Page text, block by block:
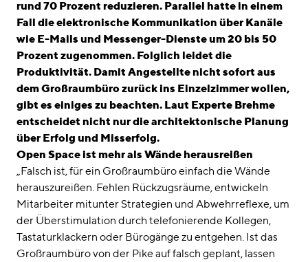
rund 70 Prozent reduzieren. Parallel hatte in einem
Fall die elektronische Kommunikation über Kanäle
wie E-Mails und Messenger-Dienste um 20 bis 50
Prozent zugenommen. Folglich leidet die
Produktivität. Damit Angestellte nicht sofort aus
dem Großraumbüro zurück ins Einzelzimmer wollen,
gibt es einiges zu beachten. Laut Experte Brehme
entscheidet nicht nur die architektonische Planung
über Erfolg und Misserfolg.
Open Space ist mehr als Wände herausreißen
„Falsch ist, für ein Großraumbüro einfach die Wände
herauszureißen. Fehlen Rückzugsräume, entwickeln
Mitarbeiter mitunter Strategien und Abwehrreflexe, um
der Überstimulation durch telefonierende Kollegen,
Tastaturklackern oder Bürogänge zu entgehen. Ist das
Großraumbüro von der Pike auf falsch geplant, lassen